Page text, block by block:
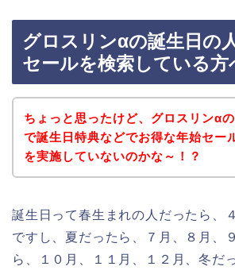
グロスリンαの誕生日の
セールを検索している方
ちょっと思ったけど、グロスリンα
で誕生日特典などでお得な年始セー
を実施していないのかな～！？
誕生日って春生まれの人だったら、
ですし、夏だったら、７月、８月、
ら、１０月、１１月、１２月、冬だ